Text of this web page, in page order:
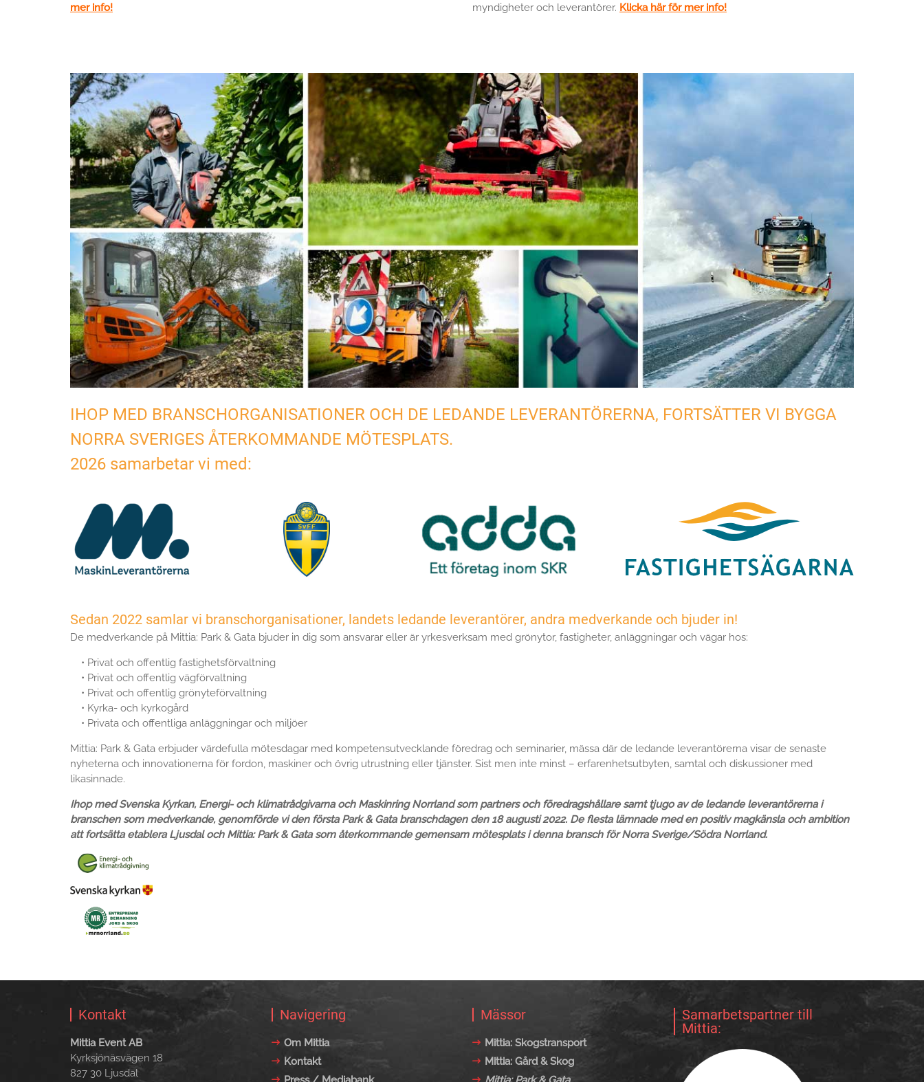
mer info!
myndigheter och leverantörer. Klicka här för mer info!
IHOP MED BRANSCHORGANISATIONER OCH DE LEDANDE LEVERANTÖRERNA, FORTSÄTTER VI BYGGA
NORRA SVERIGES ÅTERKOMMANDE MÖTESPLATS.
2026 samarbetar vi med:
Sedan 2022 samlar vi branschorganisationer, landets ledande leverantörer, andra medverkande och bjuder in!
De medverkande på Mittia: Park & Gata bjuder in dig som ansvarar eller är yrkesverksam med grönytor, fastigheter, anläggningar och vägar hos:
• Privat och offentlig fastighetsförvaltning
• Privat och offentlig vägförvaltning
• Privat och offentlig grönyteförvaltning
• Kyrka- och kyrkogård
• Privata och offentliga anläggningar och miljöer
Mittia: Park & Gata erbjuder värdefulla mötesdagar med kompetensutvecklande föredrag och seminarier, mässa där de ledande leverantörerna visar de senaste
nyheterna och innovationerna för fordon, maskiner och övrig utrustning eller tjänster. Sist men inte minst – erfarenhetsutbyten, samtal och diskussioner med
likasinnade.
Ihop med Svenska Kyrkan, Energi- och klimatrådgivarna och Maskinring Norrland som partners och föredragshållare samt tjugo av de ledande leverantörerna i
branschen som medverkande, genomförde vi den första Park & Gata branschdagen den 18 augusti 2022. De flesta lämnade med en positiv magkänsla och ambition
att fortsätta etablera Ljusdal och Mittia: Park & Gata som återkommande gemensam mötesplats i denna bransch för Norra Sverige/Södra Norrland.
Kontakt
Mittia Event AB
Kyrksjönäsvägen 18
827 30 Ljusdal
Navigering
Om Mittia
Kontakt
Mässor
Mittia: Skogstransport
Mittia: Gård & Skog
Samarbetspartner till
Mittia: